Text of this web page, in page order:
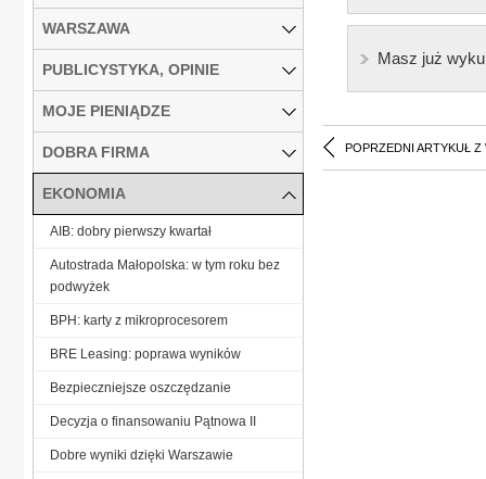
Masz już
POPRZEDNI ARTYKUŁ Z
WARSZAWA
PUBLICYSTYKA, OPINIE
MOJE PIENIĄDZE
DOBRA FIRMA
EKONOMIA
AIB: dobry pierwszy kwartał
Autostrada Małopolska: w tym roku bez
podwyżek
BPH: karty z mikroprocesorem
BRE Leasing: poprawa wyników
Bezpieczniejsze oszczędzanie
Decyzja o finansowaniu Pątnowa II
Dobre wyniki dzięki Warszawie